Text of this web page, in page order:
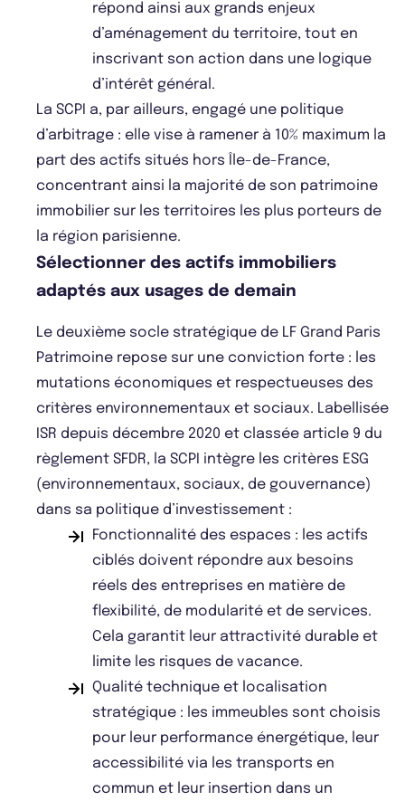
répond ainsi aux grands enjeux
d’aménagement du territoire, tout en
inscrivant son action dans une logique
d’intérêt général.
La SCPI a, par ailleurs, engagé une politique
d’arbitrage : elle vise à ramener à 10% maximum la
part des actifs situés hors Île-de-France,
concentrant ainsi la majorité de son patrimoine
immobilier sur les territoires les plus porteurs de
la région parisienne.
Sélectionner des actifs immobiliers
adaptés aux usages de demain
Le deuxième socle stratégique de LF Grand Paris
Patrimoine repose sur une conviction forte : les
mutations économiques et respectueuses des
critères environnementaux et sociaux. Labellisée
ISR depuis décembre 2020 et classée article 9 du
règlement SFDR, la SCPI intègre les critères ESG
(environnementaux, sociaux, de gouvernance)
dans sa politique d’investissement :
Fonctionnalité des espaces : les actifs
ciblés doivent répondre aux besoins
réels des entreprises en matière de
flexibilité, de modularité et de services.
Cela garantit leur attractivité durable et
limite les risques de vacance.
Qualité technique et localisation
stratégique : les immeubles sont choisis
pour leur performance énergétique, leur
accessibilité via les transports en
commun et leur insertion dans un